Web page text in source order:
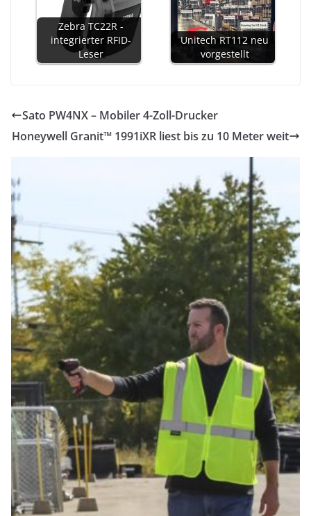
Zebra TC22R -
integrierter RFID-
Leser
Unitech RT112 neu
vorgestellt
Sato PW4NX – Mobiler 4-Zoll-Drucker
Honeywell Granit™ 1991iXR liest bis zu 10 Meter weit